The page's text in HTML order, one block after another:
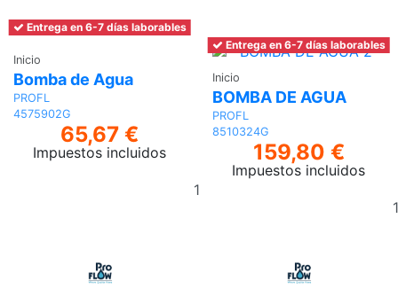
Entrega en 6-7 días laborables
Inicio
Bomba de Agua
PROFL
4575902G
65,67 €
Impuestos incluidos
Añadir
Entrega en 6-7 días laborables
Inicio
BOMBA DE AGUA
PROFL
8510324G
159,80 €
Impuestos incluidos